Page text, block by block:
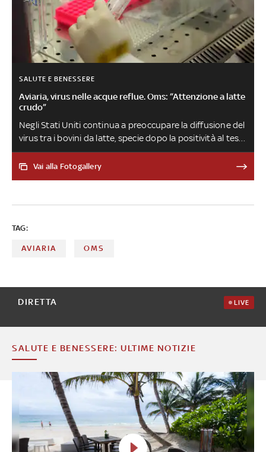
SALUTE E BENESSERE
Aviaria, virus nelle acque reflue. Oms: “Attenzione a latte
crudo”
Negli Stati Uniti continua a preoccupare la diffusione del
virus tra i bovini da latte, specie dopo la positività al test
delle acque reflue di nove città del Texas: questo
potrebbe significare che gli animali sono asintomatici. “Il
la pastorizzazione lo uccide. Per ora non c’è da temere la
Tedros Ghebreyesus dell’OMS
Vai alla Fotogallery
TAG:
AVIARIA OMS
DIRETTA LIVE
SALUTE E BENESSERE: ULTIME NOTIZIE